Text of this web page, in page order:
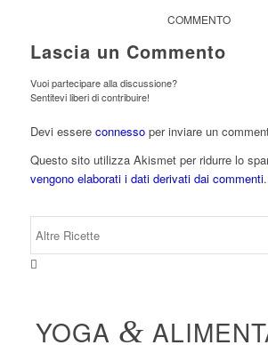
COMMENTO
Lascia un Commento
Vuoi partecipare alla discussione?
Sentitevi liberi di contribuire!
Devi essere connessoper inviare un
Questo sito utilizza Akismet per ridurre lo
vengono elaborati i dati derivati dai commenti.
YOGA &